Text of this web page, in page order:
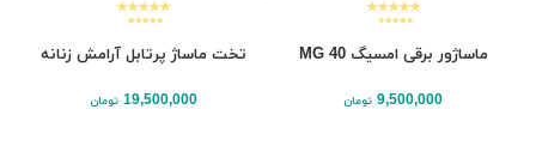
ماساژور برقی امسیگ MG 40
9,500,000 تومان
تخت ماساژ پرتابل آرامش زنانه
19,500,000 تومان